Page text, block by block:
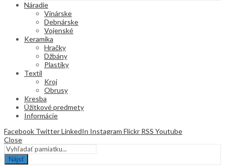
Náradie
Vinárske
Debnárske
Vojenské
Keramika
Hračky
Džbány
Plastiky
Textil
Kroj
Obrusy
Kresba
Úžitkové predmety
Informácie
Facebook TwitterLinkedIn Instagram Flickr RSS Youtube
Close
Nájsť